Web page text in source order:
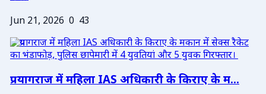
Jun 21, 2026 0 43
प्रयागराज में महिला IAS अधिकारी के किराए के म...